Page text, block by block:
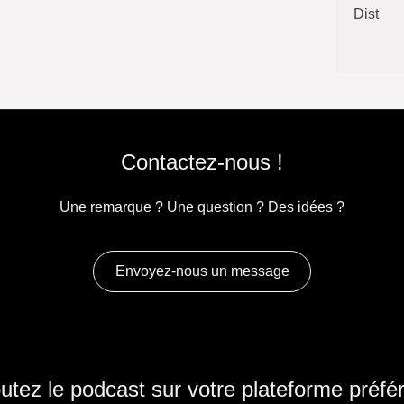
Dist
Contactez-nous !
Une remarque ? Une question ? Des idées ?
Envoyez-nous un message
le podcast sur votre plateforme